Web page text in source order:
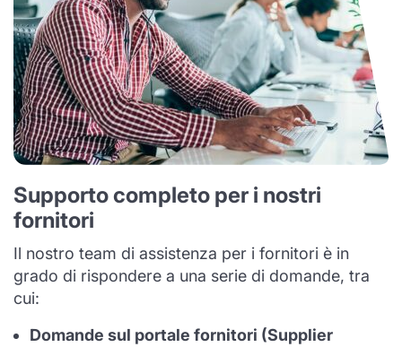
Supporto completo per i nostri
fornitori
Il nostro team di assistenza per i fornitori è in
grado di rispondere a una serie di domande, tra
cui:​
Domande sul portale fornitori (Supplier